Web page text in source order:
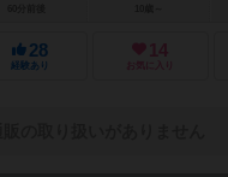
28
経験あり
14
お気に入り